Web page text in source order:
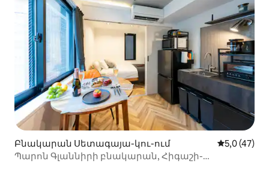
Բնակարան Սետագայա-կու-ում Միջին
5,0 (47)
Պարոն Գլաննիրի բնակարան, Հիգաշի-